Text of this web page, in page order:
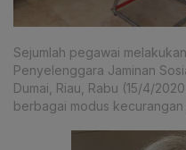
Sejumlah pegawai
Penyelenggara Jaminan
Dumai, Riau, Rabu (15/4/
berbagai modus